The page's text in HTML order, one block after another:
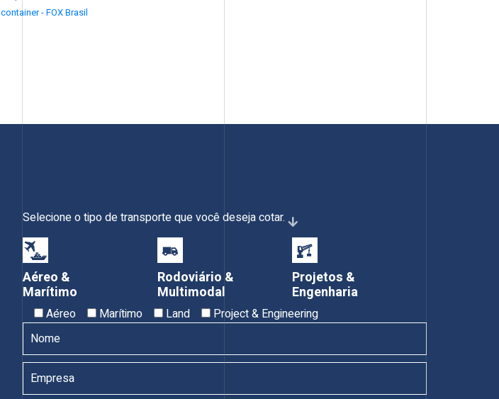
container - FOX Brasil
Selecione o tipo de transporte que você deseja cotar.
Aéreo &
Marítimo
Rodoviário &
Multimodal
Projetos &
Engenharia
Aéreo Marítimo Land Project & Engineering